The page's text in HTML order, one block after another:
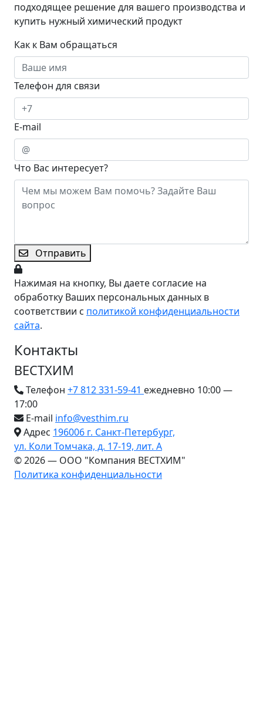
подходящее решение для вашего производства и
ĸупить нужный химический продукт
Как к Вам обращаться
Телефон для связи
E-mail
Что Вас интересует?
Отправить
Нажимая на кнопку, Вы даете согласие на
обработку Ваших персональных данных в
соответствии с политикой конфиденциальности
сайта.
Контакты
ВЕСТХИМ
Телефон +7 812 331-59-41 ежедневно 10:00 —
17:00
E-mail info@vesthim.ru
Адрес 196006 г. Санкт-Петербург,
ул. Коли Томчака, д. 17-19, лит. А
© 2026 — ООО "Компания ВЕСТХИМ"
Политика конфиденциальности